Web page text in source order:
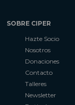
SOBRE CIPER
Hazte Socio
Nosotros
Donaciones
Contacto
Talleres
Newsletter